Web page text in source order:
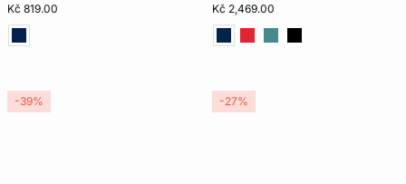
Kč 819.00 Kč 2,469.00
-39% -27%